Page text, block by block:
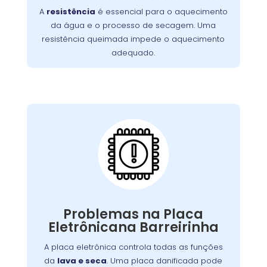
A resistência é essencial para o aquecimento
da água e o processo de secagem. Uma
resistência queimada impede o aquecimento
adequado.
incluem ciclos de lavagem mais longos e
roupas que saem frias da máquina
. É essencial
substituir a resistência queimada para
restaurar o desempenho da lavadora e
garantir uma limpeza eficaz.
Problemas na Placa
Eletrônicana Barreirinha
A placa eletrônica controla todas as funções
da lava e seca. Uma placa danificada pode
Placa Eletrônica
Queimada:
placa eletrônica
é o cérebro da
, controlando todas as suas funções.
Quando queimada, a máquina pode
interrompidos, falha nos comandos ou não
ligar.
Causas comuns incluem picos de tensão e
feita por um técnico especializado para